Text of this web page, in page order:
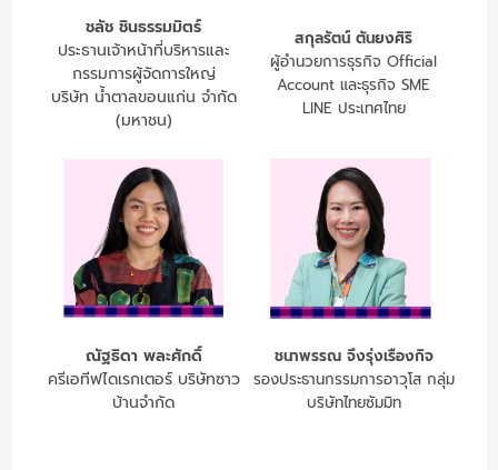
ชลัช ชินธรรมมิตร์
ประธานเจ้าหน้าที่บริหารและ
กรรมการผู้จัดการใหญ่
บริษัท น้ำตาลขอนแก่น จำกัด
(มหาชน)
สกุลรัตน์ ตันยงศิริ
ผู้อำนวยการธุรกิจ Official
Account และธุรกิจ SME
LINE ประเทศไทย
ณัฐธิดา พละศักดิ์
ครีเอทีฟไดเรกเตอร์ บริษัทซาว
บ้านจำกัด
ชนาพรรณ จึงรุ่งเรืองกิจ
รองประธานกรรมการอาวุโส กลุ่ม
บริษัทไทยซัมมิท